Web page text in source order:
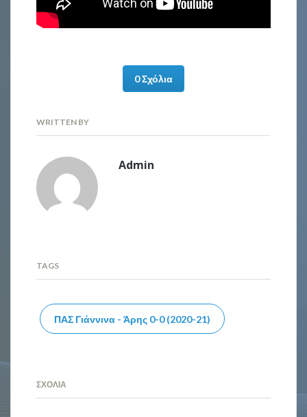
0 Σχόλια
WRITTEN BY
Admin
TAGS
ΠΑΣ Γιάννινα - Άρης 0-0 (2020-21)
ΣΧΌΛΙΑ